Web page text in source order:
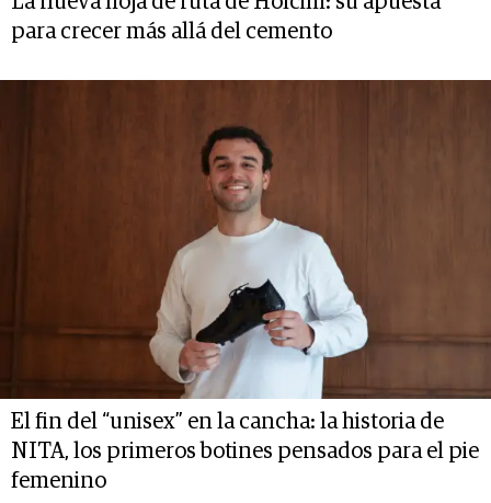
para crecer más allá del cemento
El fin del “unisex” en la cancha: la historia de
NITA, los primeros botines pensados para el pie
femenino